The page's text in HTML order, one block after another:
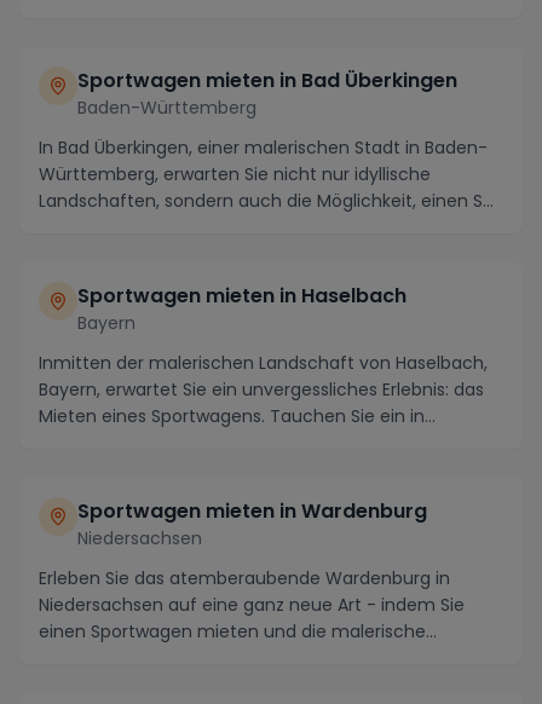
Sportwagen mieten in Bad Überkingen
Baden-Württemberg
In Bad Überkingen, einer malerischen Stadt in Baden-
Württemberg, erwarten Sie nicht nur idyllische
Landschaften, sondern auch die Möglichkeit, einen S...
Sportwagen mieten in Haselbach
Bayern
Inmitten der malerischen Landschaft von Haselbach,
Bayern, erwartet Sie ein unvergessliches Erlebnis: das
Mieten eines Sportwagens. Tauchen Sie ein in...
Sportwagen mieten in Wardenburg
Niedersachsen
Erleben Sie das atemberaubende Wardenburg in
Niedersachsen auf eine ganz neue Art - indem Sie
einen Sportwagen mieten und die malerische